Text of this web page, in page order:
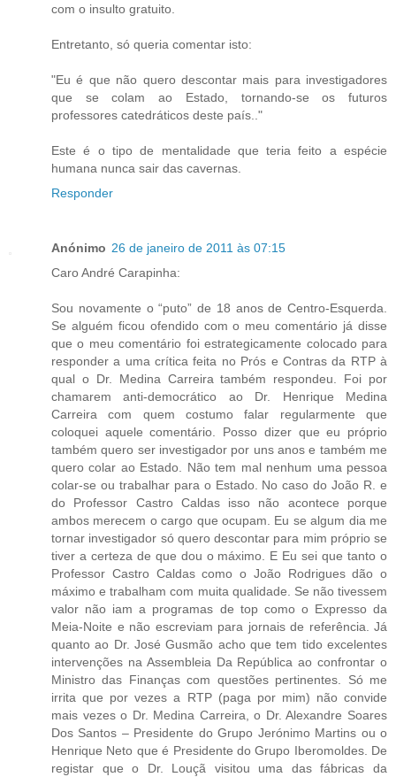
com o insulto gratuito.
Entretanto, só queria comentar isto:
"Eu é que não quero descontar mais para investigadores
que se colam ao Estado, tornando-se os futuros
professores catedráticos deste país.."
Este é o tipo de mentalidade que teria feito a espécie
humana nunca sair das cavernas.
Responder
Anónimo 26 de janeiro de 2011 às 07:15
Caro André Carapinha:
Sou novamente o “puto” de 18 anos de Centro-Esquerda.
Se alguém ficou ofendido com o meu comentário já disse
que o meu comentário foi estrategicamente colocado para
responder a uma crítica feita no Prós e Contras da RTP à
qual o Dr. Medina Carreira também respondeu. Foi por
chamarem anti-democrático ao Dr. Henrique Medina
Carreira com quem costumo falar regularmente que
coloquei aquele comentário. Posso dizer que eu próprio
também quero ser investigador por uns anos e também me
quero colar ao Estado. Não tem mal nenhum uma pessoa
colar-se ou trabalhar para o Estado. No caso do João R. e
do Professor Castro Caldas isso não acontece porque
ambos merecem o cargo que ocupam. Eu se algum dia me
tornar investigador só quero descontar para mim próprio se
tiver a certeza de que dou o máximo. E Eu sei que tanto o
Professor Castro Caldas como o João Rodrigues dão o
máximo e trabalham com muita qualidade. Se não tivessem
valor não iam a programas de top como o Expresso da
Meia-Noite e não escreviam para jornais de referência. Já
quanto ao Dr. José Gusmão acho que tem tido excelentes
intervenções na Assembleia Da República ao confrontar o
Ministro das Finanças com questões pertinentes. Só me
irrita que por vezes a RTP (paga por mim) não convide
mais vezes o Dr. Medina Carreira, o Dr. Alexandre Soares
Dos Santos – Presidente do Grupo Jerónimo Martins ou o
Henrique Neto que é Presidente do Grupo Iberomoldes. De
registar que o Dr. Louçã visitou uma das fábricas da